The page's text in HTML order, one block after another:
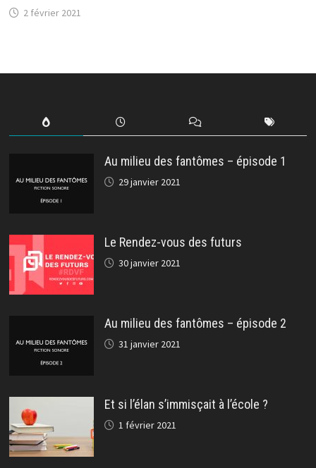
2 février 2021
Au milieu des fantômes – épisode 1
29 janvier 2021
Le Rendez-vous des futurs
30 janvier 2021
Au milieu des fantômes – épisode 2
31 janvier 2021
Et si l’élan s’immisçait à l’école ?
1 février 2021